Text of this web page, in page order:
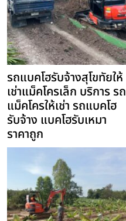
รถแบคโฮรับจ้างสุโขทัยให้
เช่าแม็คโครเล็ก บริการ รถ
แม็คโครให้เช่า รถแบคโฮ
รับจ้าง แบคโฮรับเหมา
ราคาถูก